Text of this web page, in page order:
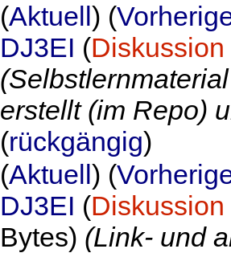
(Aktuell) (
DJ3EI (Diskussion
erstellt (im Repo)
(rückgängig)
(Aktuell) (
DJ3EI (Diskussion
Bytes) (Link- und